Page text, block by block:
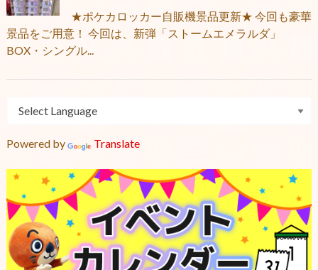
★ポケカロッカー自販機景品更新★ 今回も豪華
景品をご用意！ 今回は、新弾「ストームエメラルダ」
BOX・シングル...
Powered by Translate